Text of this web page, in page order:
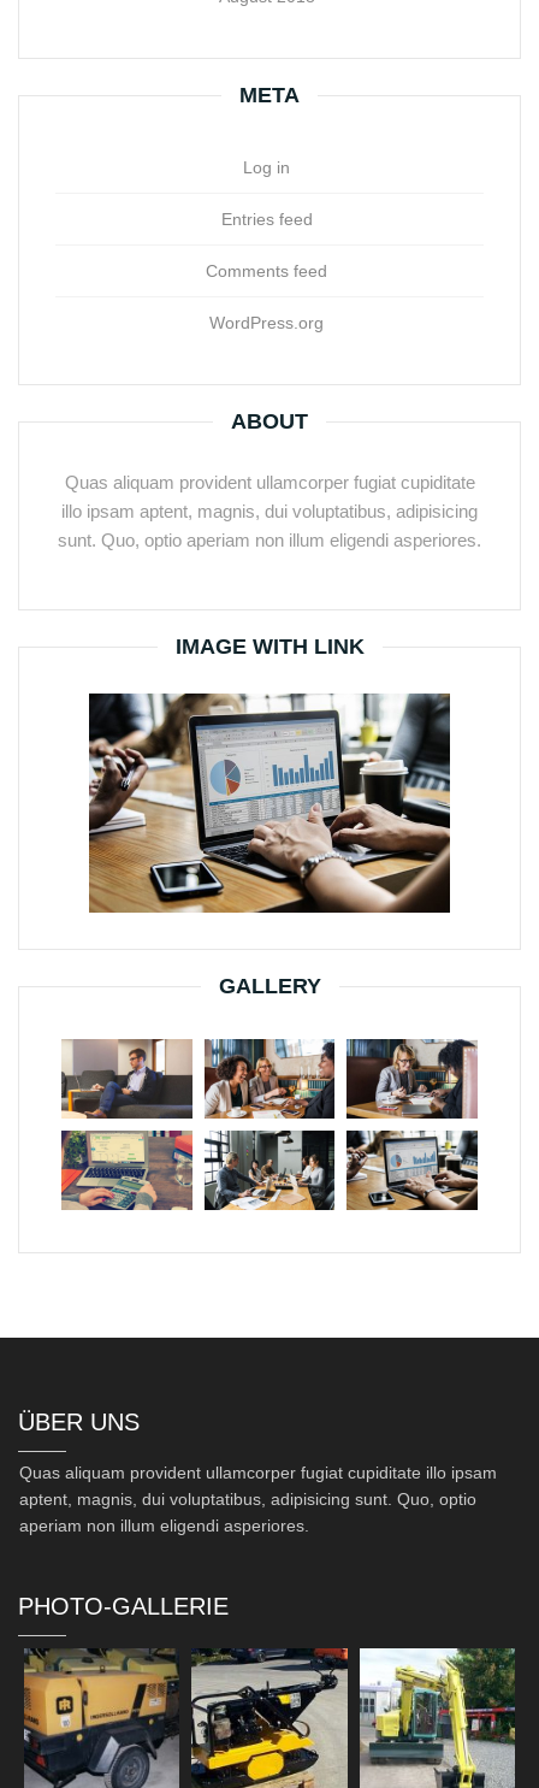
META
Log in
Entries feed
Comments feed
WordPress.org
ABOUT
Quas aliquam provident ullamcorper fugiat cupiditate
illo ipsam aptent, magnis, dui voluptatibus, adipisicing
sunt. Quo, optio aperiam non illum eligendi asperiores.
IMAGE WITH LINK
GALLERY
ÜBER UNS
Quas aliquam provident ullamcorper fugiat cupiditate illo ipsam
aptent, magnis, dui voluptatibus, adipisicing sunt. Quo, optio
aperiam non illum eligendi asperiores.
PHOTO-GALLERIE